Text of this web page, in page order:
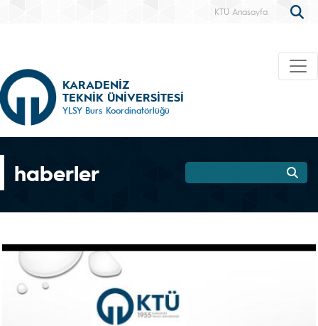
KTÜ Anasayfa
KARADENİZ
TEKNİK ÜNİVERSİTESİ
YLSY Burs Koordinatörlüğü
haberler